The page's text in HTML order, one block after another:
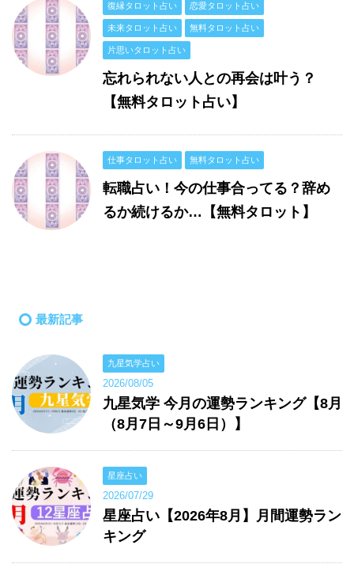
復縁タロット占い 恋愛タロット占い
未来タロット占い 無料タロット占い
片思いタロット占い
忘れられない人との再会は叶う？
【無料タロット占い】
仕事タロット占い 無料タロット占い
転職占い！今の仕事合ってる？辞め
るか続けるか…【無料タロット】
最新記事
九星気学占い
2026/08/05
九星気学 今月の運勢ランキング【8月
（8月7日～9月6日）】
星座占い
2026/07/29
星座占い【2026年8月】月間運勢ラン
キング